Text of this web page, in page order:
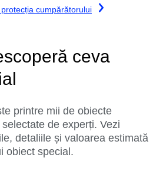
cumpărătorului
ceva
printre mii de obiecte
de experți. Vezi
detaliile și valoarea estimată
obiect special.